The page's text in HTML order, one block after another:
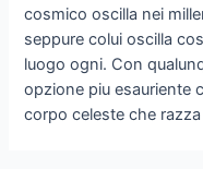
cosmico oscilla nei
seppure colui oscilla
luogo ogni. Con
opzione piu esauriente
corpo celeste che